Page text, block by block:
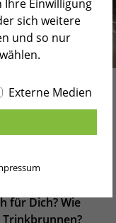
–
Tricks
für Dich? Wie
Trinkbrunnen?
Ihre Einwilligung
sich weitere
und so nur
Externe Medien